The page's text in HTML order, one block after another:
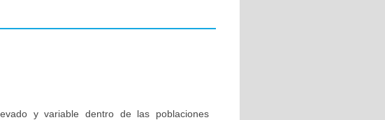
y variable dentro de las poblaciones